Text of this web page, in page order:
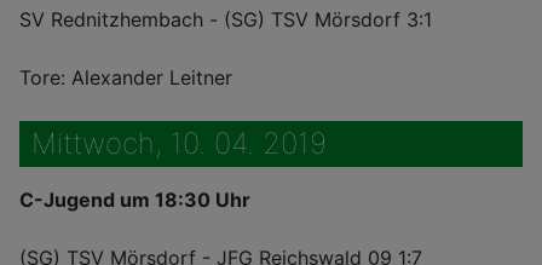
SV Rednitzhembach - (SG) TSV Mörsdorf 3:1
Tore: Alexander Leitner
Mittwoch, 10. 04. 2019
C-Jugend um 18:30 Uhr
(SG) TSV Mörsdorf - JFG Reichswald 09 1:7